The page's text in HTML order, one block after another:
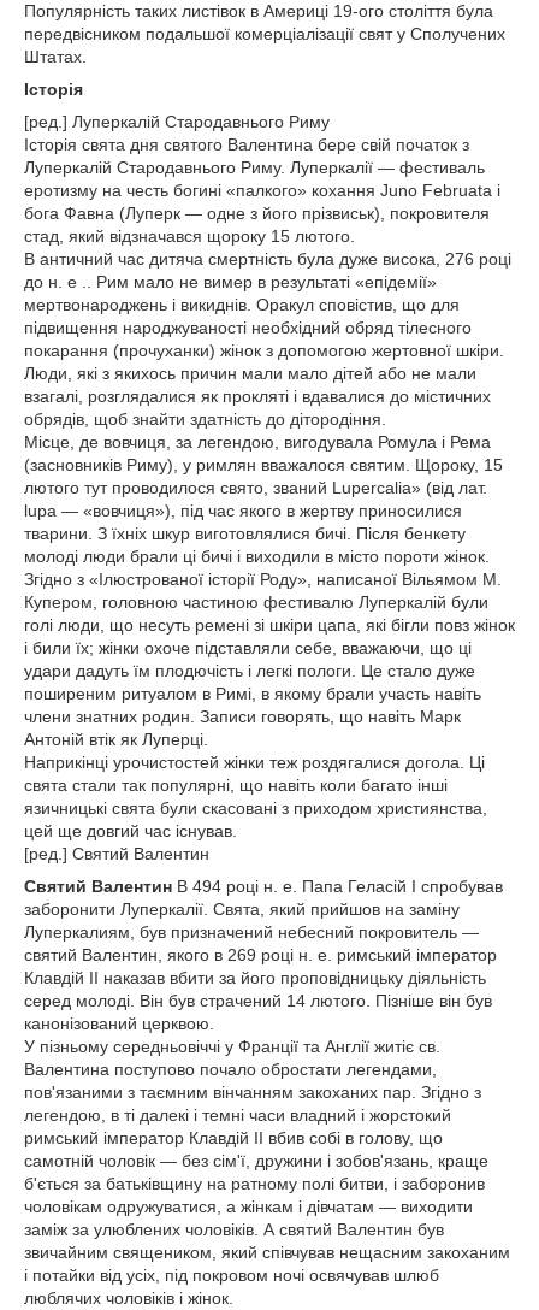
Популярність таких листівок в Америці 19-ого століття була
передвісником подальшої комерціалізації свят у Сполучених
Штатах.
Історія
[ред.] Луперкалій Стародавнього Риму
Історія свята дня святого Валентина бере свій початок з
Луперкалій Стародавнього Риму. Луперкалії — фестиваль
еротизму на честь богині «палкого» кохання Juno Februata і
бога Фавна (Луперк — одне з його прізвиськ), покровителя
стад, який відзначався щороку 15 лютого.
В античний час дитяча смертність була дуже висока, 276 році
до н. е .. Рим мало не вимер в результаті «епідемії»
мертвонароджень і викиднів. Оракул сповістив, що для
підвищення народжуваності необхідний обряд тілесного
покарання (прочуханки) жінок з допомогою жертовної шкіри.
Люди, які з якихось причин мали мало дітей або не мали
взагалі, розглядалися як прокляті і вдавалися до містичних
обрядів, щоб знайти здатність до дітородіння.
Місце, де вовчиця, за легендою, вигодувала Ромула і Рема
(засновників Риму), у римлян вважалося святим. Щороку, 15
лютого тут проводилося свято, званий Lupercalia» (від лат.
lupa — «вовчиця»), під час якого в жертву приносилися
тварини. З їхніх шкур виготовлялися бичі. Після бенкету
молоді люди брали ці бичі і виходили в місто пороти жінок.
Згідно з «Ілюстрованої історії Роду», написаної Вільямом М.
Купером, головною частиною фестивалю Луперкалій були
голі люди, що несуть ремені зі шкіри цапа, які бігли повз жінок
і били їх; жінки охоче підставляли себе, вважаючи, що ці
удари дадуть їм плодючість і легкі пологи. Це стало дуже
поширеним ритуалом в Римі, в якому брали участь навіть
члени знатних родин. Записи говорять, що навіть Марк
Антоній втік як Луперці.
Наприкінці урочистостей жінки теж роздягалися догола. Ці
свята стали так популярні, що навіть коли багато інші
язичницькі свята були скасовані з приходом християнства,
цей ще довгий час існував.
[ред.] Святий Валентин
Святий Валентин В 494 році н. е. Папа Геласій I спробував
заборонити Луперкалії. Свята, який прийшов на заміну
Луперкалиям, був призначений небесний покровитель —
святий Валентин, якого в 269 році н. е. римський імператор
Клавдій II наказав вбити за його проповідницьку діяльність
серед молоді. Він був страчений 14 лютого. Пізніше він був
канонізований церквою.
У пізньому середньовіччі у Франції та Англії житіє св.
Валентина поступово почало обростати легендами,
пов'язаними з таємним вінчанням закоханих пар. Згідно з
легендою, в ті далекі і темні часи владний і жорстокий
римський імператор Клавдій II вбив собі в голову, що
самотній чоловік — без сім'ї, дружини і зобов'язань, краще
б'ється за батьківщину на ратному полі битви, і заборонив
чоловікам одружуватися, а жінкам і дівчатам — виходити
заміж за улюблених чоловіків. А святий Валентин був
звичайним священиком, який співчував нещасним закоханим
і потайки від усіх, під покровом ночі освячував шлюб
люблячих чоловіків і жінок.